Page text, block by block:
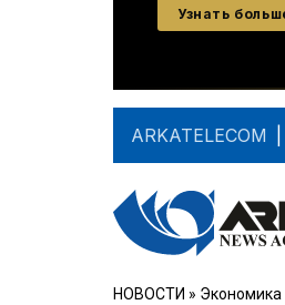
ARKATELECOM
НОВОСТИ » Экономика